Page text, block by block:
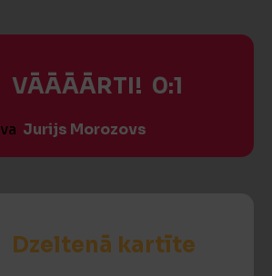
VĀĀĀĀRTI! 0:1
Jurijs Morozovs
Dzeltenā kartīte